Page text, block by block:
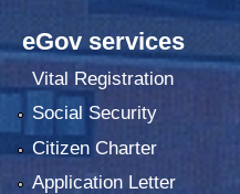
eGov services
Vital Registration
Social Security
Citizen Charter
Application Letter